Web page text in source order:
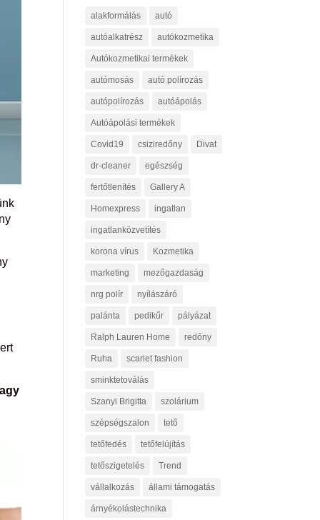
alakformálás autó
autóalkatrész autókozmetika
Autókozmetikai termékek
autómosás autó polírozás
autópolírozás autóápolás
Autóápolási termékek
Covid19 csiziredőny Divat
dr-cleaner egészség
fertőtlenítés Gallery A
Homexpress ingatlan
ingatlanközvetítés
korona vírus Kozmetika
marketing mezőgazdaság
nrg polír nyílászáró
palánta pedikűr pályázat
Ralph Lauren Home redőny
Ruha scarlet fashion
sminktetoválás
Szanyi Brigitta szolárium
szépségszalon tető
tetőfedés tetőfelújítás
tetőszigetelés Trend
vállalkozás állami támogatás
árnyékolástechnika